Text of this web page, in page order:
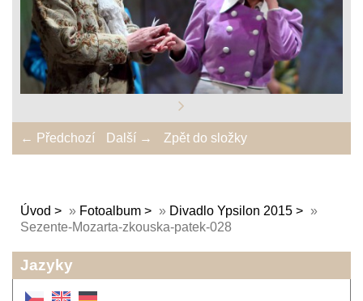
← Předchozí Další → Zpět do složky
Úvod » Fotoalbum » Divadlo Ypsilon 2015
»
Sezente-Mozarta-zkouska-patek-028
Jazyky